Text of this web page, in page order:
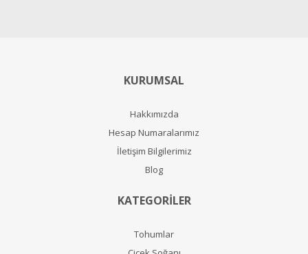
KURUMSAL
Hakkımızda
Hesap Numaralarımız
İletişim Bilgilerimiz
Blog
KATEGORİLER
Tohumlar